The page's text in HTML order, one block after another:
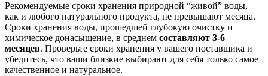
Рекомендуемые сроки хранения природной “живой” воды,
как и любого натурального продукта, не превышают месяца.
Сроки хранения воды, прошедшей глубокую очистку и
химическое донасыщение, в среднем составляют 3-6
месяцев. Проверьте сроки хранения у вашего поставщика и
убедитесь, что ваши близкие выбирают для себя только самое
качественное и натуральное.